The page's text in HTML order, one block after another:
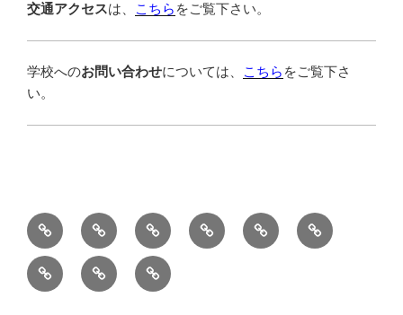
交通アクセスは、 こちら をご覧下さい。
学校へのお問い合わせについては、 こちら をご覧下さ
い。
Ｔ
Ｏ
Ｐ
学
校
紹
介
学
科
紹
介
進
路
部
活
中
学
在
校
保
護
卒
業